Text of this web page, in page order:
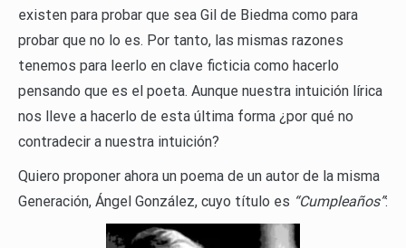
existen para probar que sea Gil de Biedma como para
probar que no lo es. Por tanto, las mismas razones
tenemos para leerlo en clave ficticia como hacerlo
pensando que es el poeta. Aunque nuestra intuición lírica
nos lleve a hacerlo de esta última forma ¿por qué no
contradecir a nuestra intuición?
Quiero proponer ahora un poema de un autor de la misma
Generación, Ángel González, cuyo título es “Cumpleaños”: